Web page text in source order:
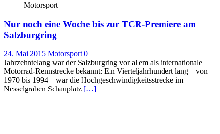
Motorsport
Nur noch eine Woche bis zur TCR-Premiere am
Salzburgring
24. Mai 2015 Motorsport 0
Jahrzehntelang war der Salzburgring vor allem als internationale
Motorrad-Rennstrecke bekannt: Ein Vierteljahrhundert lang – von
1970 bis 1994 – war die Hochgeschwindigkeitsstrecke im
Nesselgraben Schauplatz […]